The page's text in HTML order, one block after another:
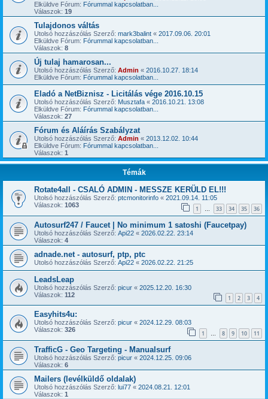
Elküldve Fórum: Fórummal kapcsolatban...
Válaszok: 19
Tulajdonos váltás
Utolsó hozzászólás Szerző: mark3balint « 2017.09.06. 20:01
Elküldve Fórum: Fórummal kapcsolatban...
Válaszok: 8
Új tulaj hamarosan...
Utolsó hozzászólás Szerző: Admin « 2016.10.27. 18:14
Elküldve Fórum: Fórummal kapcsolatban...
Eladó a NetBiznisz - Licitálás vége 2016.10.15
Utolsó hozzászólás Szerző: Musztafa « 2016.10.21. 13:08
Elküldve Fórum: Fórummal kapcsolatban...
Válaszok: 27
Fórum és Aláírás Szabályzat
Utolsó hozzászólás Szerző: Admin « 2013.12.02. 10:44
Elküldve Fórum: Fórummal kapcsolatban...
Válaszok: 1
Témák
Rotate4all - CSALÓ ADMIN - MESSZE KERÜLD EL!!!
Utolsó hozzászólás Szerző: ptcmonitorinfo « 2021.09.14. 11:05
Válaszok: 1063 1 … 33 34 35 36
Autosurf247 / Faucet | No minimum 1 satoshi (Faucetpay)
Utolsó hozzászólás Szerző: Api22 « 2026.02.22. 23:14
Válaszok: 4
adnade.net - autosurf, ptp, ptc
Utolsó hozzászólás Szerző: Api22 « 2026.02.22. 21:25
LeadsLeap
Utolsó hozzászólás Szerző: picur « 2025.12.20. 16:30
Válaszok: 112 1 2 3 4
Easyhits4u:
Utolsó hozzászólás Szerző: picur « 2024.12.29. 08:03
Válaszok: 326 1 … 8 9 10 11
TrafficG - Geo Targeting - Manualsurf
Utolsó hozzászólás Szerző: picur « 2024.12.25. 09:06
Válaszok: 6
Mailers (levélküldő oldalak)
Utolsó hozzászólás Szerző: lui77 « 2024.08.21. 12:01
Válaszok: 1